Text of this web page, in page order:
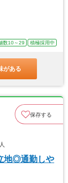
数10～29 積極採用中
がある
保存する
地◎通勤しや